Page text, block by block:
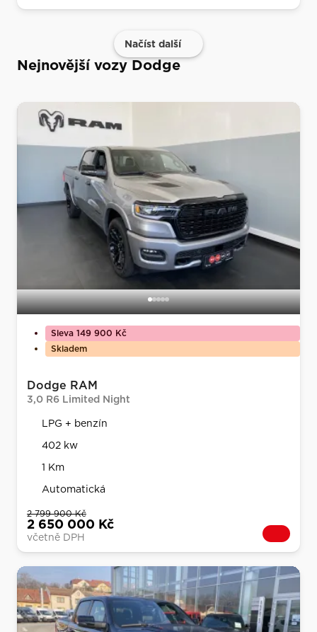
Načíst další
Nejnovější vozy Dodge
Sleva 149 900 Kč
Skladem
Dodge RAM
3,0 R6 Limited Night
LPG + benzín
402 kw
1 Km
Automatická
2 799 900 Kč
2 650 000 Kč
včetně DPH